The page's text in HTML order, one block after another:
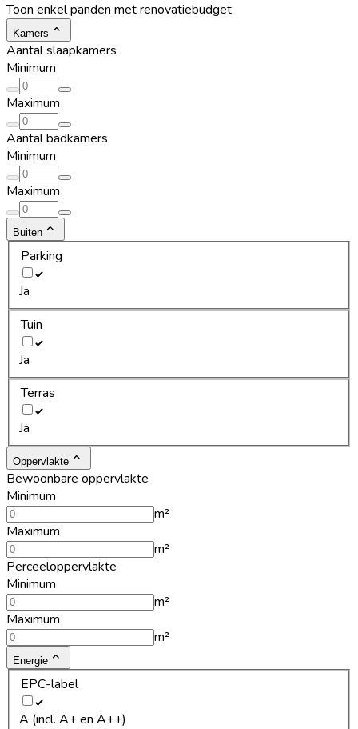
Toon enkel panden met renovatiebudget
Kamers
Aantal slaapkamers
Minimum
Maximum
Aantal badkamers
Minimum
Maximum
Buiten
Parking
Ja
Tuin
Ja
Terras
Ja
Oppervlakte
Bewoonbare oppervlakte
Minimum
m²
Maximum
m²
Perceeloppervlakte
Minimum
m²
Maximum
m²
Energie
EPC-label
A (incl. A+ en A++)